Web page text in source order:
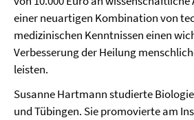
einer neuartigen Kombination von
medizinischen Kenntnissen einen
Verbesserung der Heilung
leisten.
Susanne Hartmann studierte
und Tübingen. Sie promovierte am